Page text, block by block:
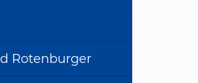
Rotenburger